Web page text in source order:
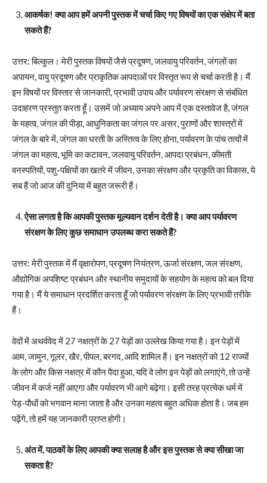
आकर्षक! क्या आप हमें अपनी पुस्तक में चर्चा किए गए विषयों का एक संक्षेप में बता
सकते हैं?
उत्तर: बिल्कुल। मेरी पुस्तक विषयों जैसे प्रदूषण, जलवायु परिवर्तन, जंगलों का
अपायन, वायु प्रदूषण और प्राकृतिक आपदाओं पर विस्तृत रूप से चर्चा करती है। मैं
इन विषयों पर विस्तार से जानकारी, प्रभावी उपाय और पर्यावरण संरक्षण से संबंधित
उदाहरण प्रस्तुत करता हूँ। उसमें जो अध्याय अपने आप में एक दस्तावेज है, जंगल
के महत्व, जंगल की पीड़ा, आधुनिकता का जंगल पर असर, पुराणों और शास्त्रों में
जंगल के बारे में, जंगल का धरती के अस्तित्व के लिए होना, पर्यावरण के पांच तत्वों में
जंगल का महत्व, भूमि का कटावन, जलवायु परिवर्तन, आपदा प्रबंधन, कीमती
वनस्पतियों, पशु-पक्षियों का खतरे में जीवन, उनका संरक्षण और प्रकृति का विकास, ये
सब हैं जो आज की दुनिया में बहुत जरूरी हैं।
ऐसा लगता है कि आपकी पुस्तक मूल्यवान दर्शन देती है। क्या आप पर्यावरण
संरक्षण के लिए कुछ समाधान उपलब्ध करा सकते हैं?
उत्तर: मेरी पुस्तक में मैं वृक्षारोपण, प्रदूषण नियंत्रण, ऊर्जा संरक्षण, जल संरक्षण,
औद्योगिक अपशिष्ट प्रबंधन और स्थानीय समुदायों के सहयोग के महत्व को बल दिया
गया है। मैं ये समाधान प्रदर्शित करता हूँ जो पर्यावरण संरक्षण के लिए प्रभावी तरीके
हैं।
वेदों में अथर्ववेद में 27 नक्षत्रों के 27 पेड़ों का उल्लेख किया गया है। इन पेड़ों में
आम, जामुन, गूलर, खैर, पीपल, बरगद, आदि शामिल हैं। इन नक्षत्रों को 12 राज्यों
के लोग और किस नक्षत्र में कौन पैदा हुआ, यदि वे लोग इन पेड़ों को लगाएंगे, तो उन्हें
जीवन में कर्ज नहीं आएगा और पर्यावरण भी आगे बढ़ेगा। इसी तरह प्रत्येक धर्म में
पेड़-पौधों को भगवान माना जाता है और उनका महत्व बहुत अधिक होता है। जब हम
पढ़ेंगे, तो हमें यह जानकारी प्राप्त होगी।
अंत में, पाठकों के लिए आपकी क्या सलाह है और इस पुस्तक से क्या सीखा जा
सकता है?